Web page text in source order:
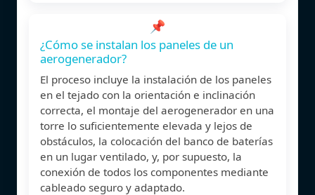
📌
¿Cómo se instalan los paneles de un
aerogenerador?
El proceso incluye la instalación de los paneles
en el tejado con la orientación e inclinación
correcta, el montaje del aerogenerador en una
torre lo suficientemente elevada y lejos de
obstáculos, la colocación del banco de baterías
en un lugar ventilado, y, por supuesto, la
conexión de todos los componentes mediante
cableado seguro y adaptado.